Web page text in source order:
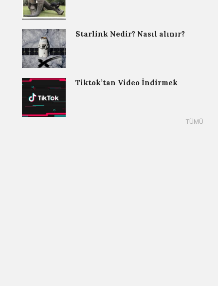
Starlink Nedir? Nasıl alınır?
Tiktok’tan Video İndirmek